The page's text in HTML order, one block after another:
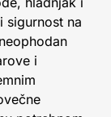
sigurnost na
i